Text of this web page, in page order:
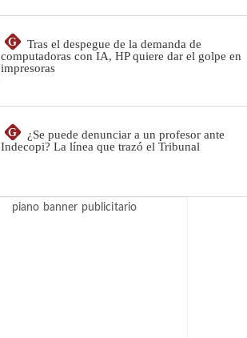
G
Tras el despegue de la demanda de
computadoras con IA, HP quiere dar el golpe en
impresoras
G
¿Se puede denunciar a un profesor ante
Indecopi? La línea que trazó el Tribunal